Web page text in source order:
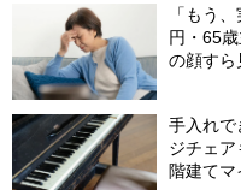
「もう
円・65
の顔すら
手入れで
ジチェ
階建てマ